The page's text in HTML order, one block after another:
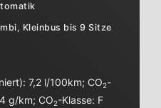
Kleinbus bis 9 Sitze
7,2 l/100km;CO2-
g/km;CO2-Klasse: F